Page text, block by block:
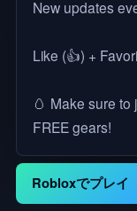
New updates
Like (👍) +
🥚 Make sure
FREE gears!
Robloxでプレイ